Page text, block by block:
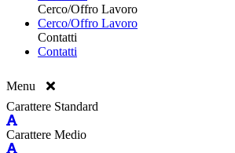
Cerco/Offro Lavoro
Cerco/Offro Lavoro
Contatti
Contatti
Menu
Carattere Standard
Carattere Medio